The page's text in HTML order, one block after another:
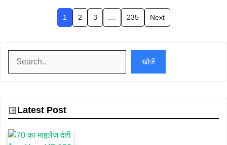
1 2 3 235 Next
खोजें
Latest Post